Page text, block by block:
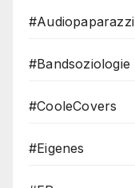
#Audiopaparazzi
#Bandsoziologie
#CooleCovers
#Eigenes